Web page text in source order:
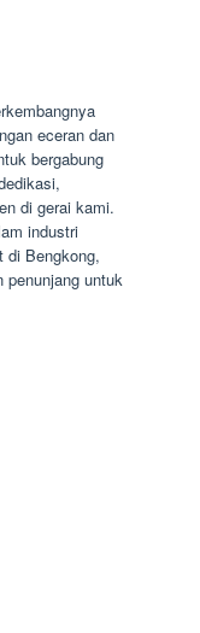
eceran dan
bergabung
di gerai kami.
industri
di Bengkong,
penunjang untuk